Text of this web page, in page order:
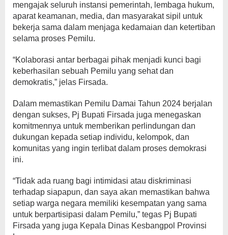
mengajak seluruh instansi pemerintah, lembaga hukum,
aparat keamanan, media, dan masyarakat sipil untuk
bekerja sama dalam menjaga kedamaian dan ketertiban
selama proses Pemilu.
“Kolaborasi antar berbagai pihak menjadi kunci bagi
keberhasilan sebuah Pemilu yang sehat dan
demokratis,” jelas Firsada.
Dalam memastikan Pemilu Damai Tahun 2024 berjalan
dengan sukses, Pj Bupati Firsada juga menegaskan
komitmennya untuk memberikan perlindungan dan
dukungan kepada setiap individu, kelompok, dan
komunitas yang ingin terlibat dalam proses demokrasi
ini.
“Tidak ada ruang bagi intimidasi atau diskriminasi
terhadap siapapun, dan saya akan memastikan bahwa
setiap warga negara memiliki kesempatan yang sama
untuk berpartisipasi dalam Pemilu,” tegas Pj Bupati
Firsada yang juga Kepala Dinas Kesbangpol Provinsi